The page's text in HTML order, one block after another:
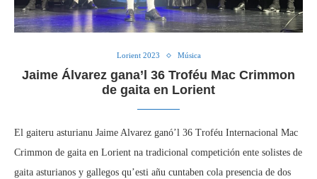
Lorient 2023 Música
Jaime Álvarez gana’l 36 Troféu Mac Crimmon
de gaita en Lorient
El gaiteru asturianu Jaime Alvarez ganó’l 36 Troféu Internacional Mac
Crimmon de gaita en Lorient na tradicional competición ente solistes de
gaita asturianos y gallegos qu’esti añu cuntaben cola presencia de dos